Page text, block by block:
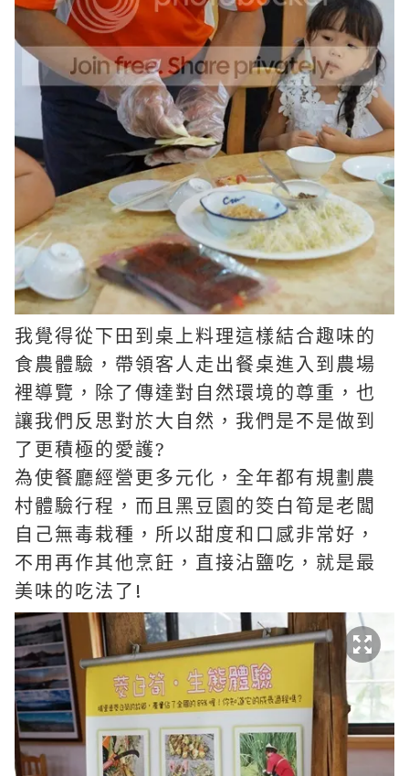
我覺得從下田到桌上料理這樣結合趣味的
食農體驗，帶領客人走出餐桌進入到農場
裡導覽，除了傳達對自然環境的尊重，也
讓我們反思對於大自然，我們是不是做到
了更積極的愛護?
為使餐廳經營更多元化，全年都有規劃農
村體驗行程，而且黑豆園的筊白筍是老闆
自己無毒栽種，所以甜度和口感非常好，
不用再作其他烹飪，直接沾鹽吃，就是最
美味的吃法了 !